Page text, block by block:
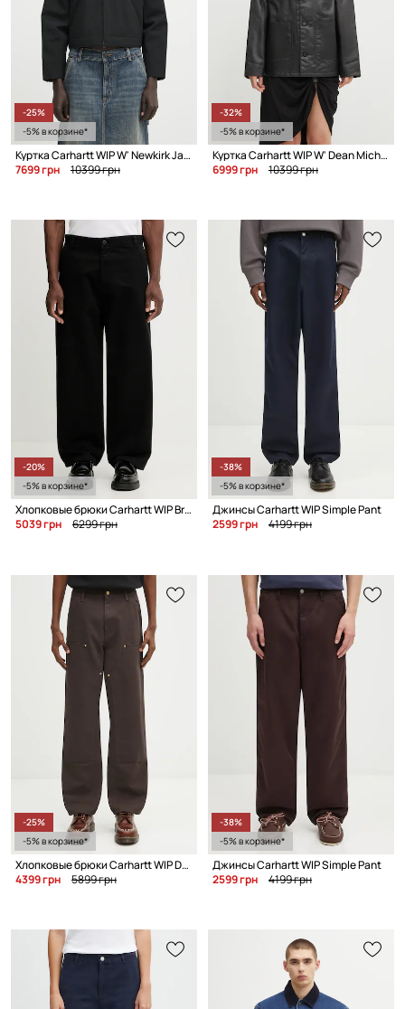
-25%
-5% в корзине*
Куртка Carhartt WIP W' Newkirk Jacket
7699 грн
10399 грн
-32%
-5% в корзине*
Куртка Carhartt WIP W' Dean Michigan Jacket
6999 грн
10399 грн
-20%
-5% в корзине*
Хлопковые брюки Carhartt WIP Brady Pant
5039 грн
6299 грн
-38%
-5% в корзине*
Джинсы Carhartt WIP Simple Pant
2599 грн
4199 грн
-25%
-5% в корзине*
Хлопковые брюки Carhartt WIP Double Knee Pant
4399 грн
5899 грн
-38%
-5% в корзине*
Джинсы Carhartt WIP Simple Pant
2599 грн
4199 грн